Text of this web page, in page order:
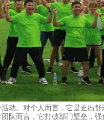
动。对个人而言，它是走出
队而言，它打破部门壁垒，